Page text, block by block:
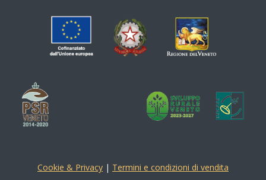
Cookie & Privacy | Termini e condizioni di vendita